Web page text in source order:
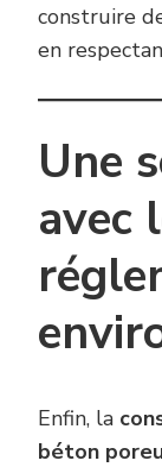
construire
en
Une
avec
Enfin, la
béton